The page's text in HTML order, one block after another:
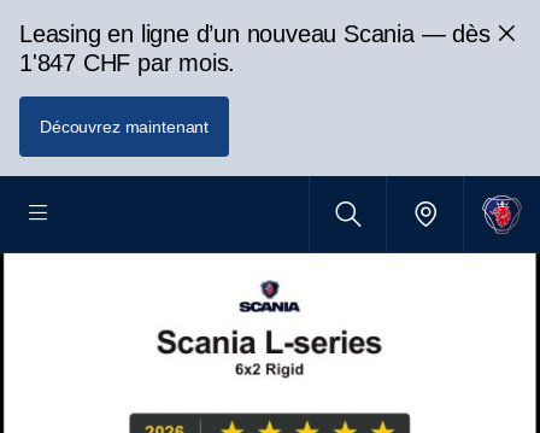
Leasing en ligne d’un nouveau Scania — dès
1'847 CHF par mois.
Découvrez maintenant